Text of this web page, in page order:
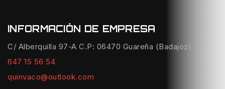
INFORMACIÓN DE EMPRESA
C/ Alberquilla 97-A C.P: 06470 Guareña (Badajoz)
647 15 56 54
quinvaco@outlook.com